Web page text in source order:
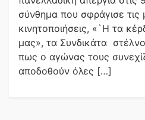
σύνθημα που σφράγισε τις
κινητοποιήσεις, «`Η τα
μας», τα Συνδικάτα
πως ο αγώνας τους
αποδοθούν όλες […]